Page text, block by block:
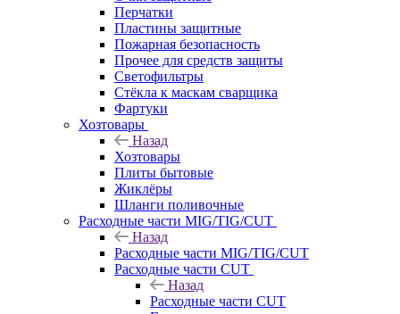
Перчатки
Пластины защитные
Пожарная безопасность
Прочее для средств защиты
Светофильтры
Стёкла к маскам сварщика
Фартуки
Хозтовары
Назад
Хозтовары
Плиты бытовые
Жиклёры
Шланги поливочные
Расходные части MIG/TIG/CUT
Назад
Расходные части MIG/TIG/CUT
Расходные части CUT
Назад
Расходные части CUT